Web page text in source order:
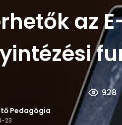
az
Pedagógia
23
928